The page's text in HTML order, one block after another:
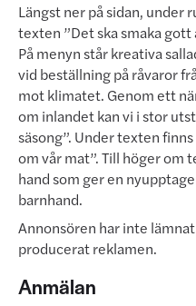
Längst ner på sidan, under
texten ”Det ska smaka
På menyn står kreativa
vid beställning på råvaror
mot klimatet. Genom ett
om inlandet kan vi i stor
säsong”. Under texten
om vår mat”. Till höger om
hand som ger en
barnhand.
Annonsören har inte
producerat reklamen.
Anmälan